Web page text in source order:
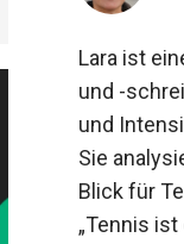
Lara ist
und -
und
Sie
Blick für
Motto: